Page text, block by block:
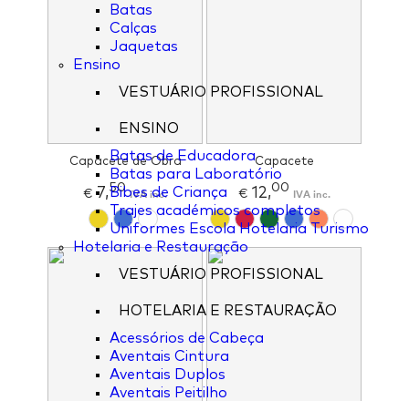
Batas
Calças
Jaquetas
Ensino
VESTUÁRIO PROFISSIONAL
ENSINO
Batas de Educadora
Batas para Laboratório
Bibes de Criança
Trajes académicos completos
Uniformes Escola Hotelaria Turismo
Hotelaria e Restauração
VESTUÁRIO PROFISSIONAL
HOTELARIA E RESTAURAÇÃO
Acessórios de Cabeça
Aventais Cintura
Aventais Duplos
Aventais Peitilho
Capacete de Obra
€ 7,50 IVA inc.
Capacete
€12,00 IVA inc.